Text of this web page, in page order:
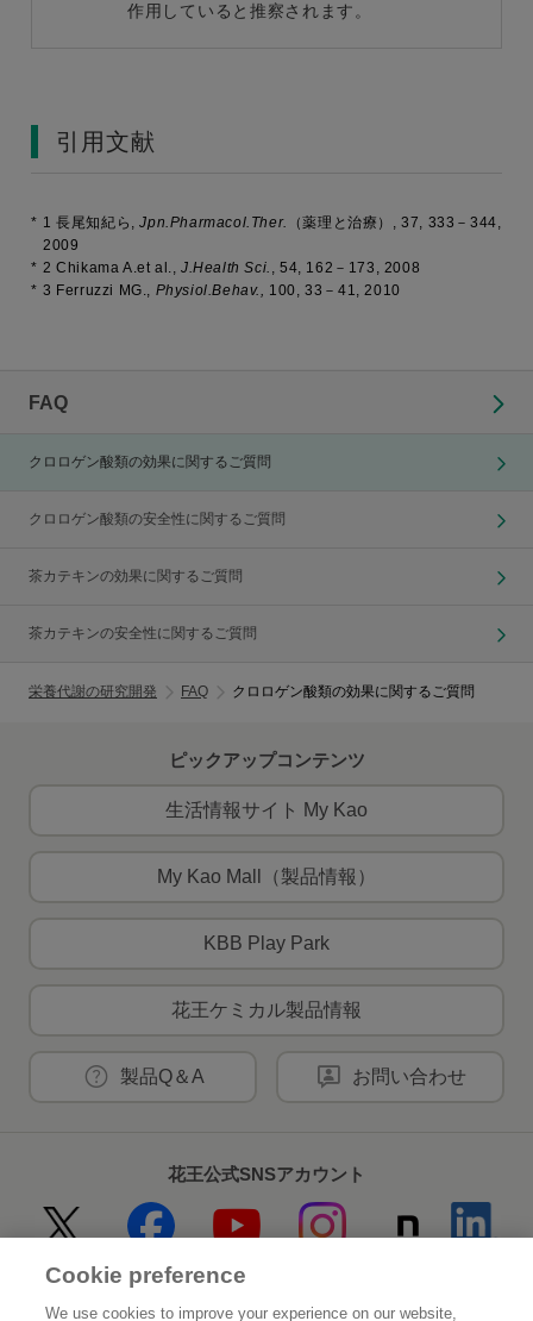
作用していると推察されます。
引用文献
* 1 長尾知紀ら,Jpn.Pharmacol.Ther. （薬理と治療）,37, 333－344,
2009
* 2 Chikama A.et al., J.Health Sci. ,54, 162－173, 2008
* 3 Ferruzzi MG., Physiol.Behav., 100, 33－41, 2010
FAQ
クロロゲン酸類の効果に関するご質問
クロロゲン酸類の安全性に関するご質問
茶カテキンの効果に関するご質問
茶カテキンの安全性に関するご質問
栄養代謝の研究開発 FAQ クロロゲン酸類の効果に関するご質問
ピックアップコンテンツ
生活情報サイト My Kao
My Kao Mall（製品情報）
KBB Play Park
花王ケミカル製品情報
製品Q＆A お問い合わせ
花王公式SNSアカウント
Home 花王について
Cookie preference
We use cookies to improve your experience on our website,